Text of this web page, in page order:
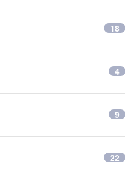
18
4
9
22